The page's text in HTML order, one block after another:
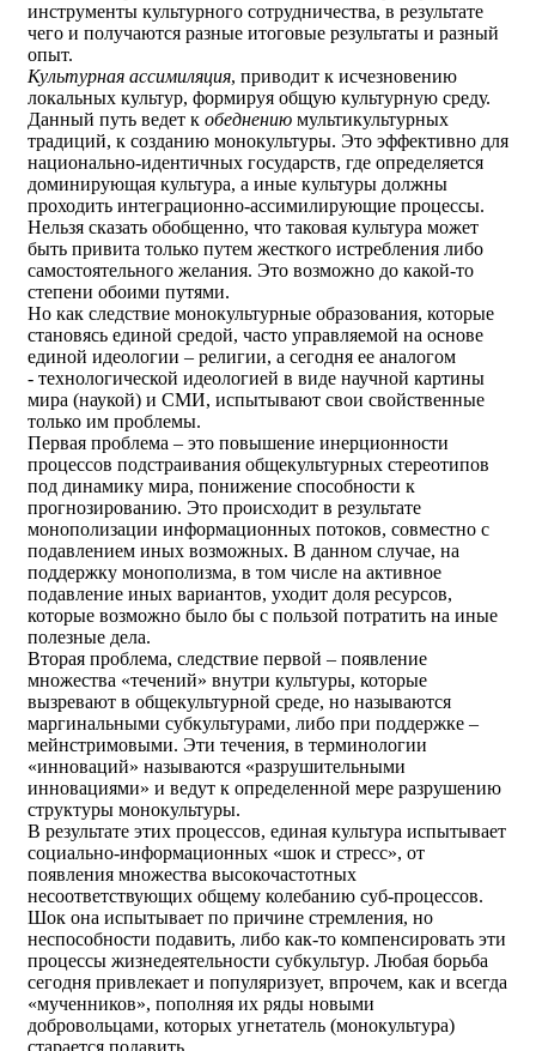
инструменты культурного сотрудничества, в результате
чего и получаются разные итоговые результаты и разный
опыт.
Культурная ассимиляция, приводит к исчезновению
локальных культур, формируя общую культурную среду.
Данный путь ведет к обеднению мультикультурных
традиций, к созданию монокультуры. Это эффективно для
национально-идентичных государств, где определяется
доминирующая культура, а иные культуры должны
проходить интеграционно-ассимилирующие процессы.
Нельзя сказать обобщенно, что таковая культура может
быть привита только путем жесткого истребления либо
самостоятельного желания. Это возможно до какой-то
степени обоими путями.
Но как следствие монокультурные образования, которые
становясь единой средой, часто управляемой на основе
единой идеологии – религии, а сегодня ее аналогом
- технологической идеологией в виде научной картины
мира (наукой) и СМИ, испытывают свои свойственные
только им проблемы.
Первая проблема – это повышение инерционности
процессов подстраивания общекультурных стереотипов
под динамику мира, понижение способности к
прогнозированию. Это происходит в результате
монополизации информационных потоков, совместно с
подавлением иных возможных. В данном случае, на
поддержку монополизма, в том числе на активное
подавление иных вариантов, уходит доля ресурсов,
которые возможно было бы с пользой потратить на иные
полезные дела.
Вторая проблема, следствие первой – появление
множества «течений» внутри культуры, которые
вызревают в общекультурной среде, но называются
маргинальными субкультурами, либо при поддержке –
мейнстримовыми. Эти течения, в терминологии
«инноваций» называются «разрушительными
инновациями» и ведут к определенной мере разрушению
структуры монокультуры.
В результате этих процессов, единая культура испытывает
социально-информационных «шок и стресс», от
появления множества высокочастотных
несоответствующих общему колебанию суб-процессов.
Шок она испытывает по причине стремления, но
неспособности подавить, либо как-то компенсировать эти
процессы жизнедеятельности субкультур. Любая борьба
сегодня привлекает и популяризует, впрочем, как и всегда
«мученников», пополняя их ряды новыми
добровольцами, которых угнетатель (монокультура)
старается подавить.